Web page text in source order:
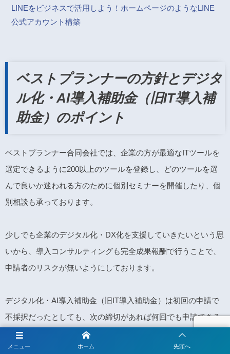
LINEをビジネスで活用しよう！ホームページのようなLINE
公式アカウント構築
ベストプランナーの方針とデジタ
ル化・AI導入補助金（旧IT導入補
助金）のポイント
ベストプランナー合同会社では、企業の方が最適なITツールを
選定できるように200以上のツールを登録し、どのツールを選
んで良いか迷われる方のために個別セミナーを開催したり、個
別相談も承っております。
少しでも企業のデジタル化・DX化を支援していきたいという思
いから、導入コンサルティングも完全成果報酬で行うことで、
申請者のリスクが無いようにしております。
デジタル化・AI導入補助金（旧IT導入補助金）は初回の申請で
不採択だったとしても、次の締切があれば何回でも申請できる
ところが魅力なので、対策を講じて再申請のご提案を致しま
す。
メニュー ホーム 先頭へ